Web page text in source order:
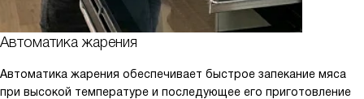
Автоматика жарения
Автоматика жарения обеспечивает быстрое запекание мяса
при высокой температуре и последующее его приготовление